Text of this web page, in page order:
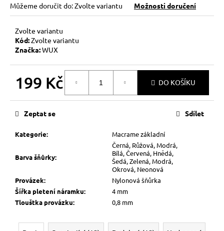
Můžeme doručit do:Zvolte variantu Možnosti doručení
Zvolte variantu
Kód:Zvolte variantu
Značka:WUX
199 Kč DO KOŠÍKU
Kategorie: Macrame základní
Barva šňůrky:
Černá, Růžová, Modrá,
Bílá, Červená, Hnědá,
Šedá, Zelená, Modrá,
Okrová, Neonová
Provázek:
Nylonová šňůrka
Šířka pletení náramku:
4 mm
Tlouštka provázku: 0,8 mm
Zeptat se Sdílet